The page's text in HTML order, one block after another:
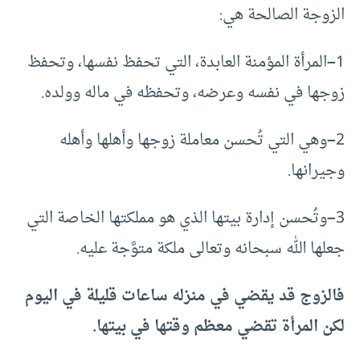
الزوجة الصالحة هي:
1
–المرأة المؤمنة العابدة، التي تحفظ نفسها، وتحفظ
زوجها في نفسه وعرضه، وتحفظه في ماله وولده.
2
–وهي التي تُحسن معاملة زوجها وأهلها وأهله
وجيرانها.
3
–وتُحسن إدارة بيتها الذي هو مملكتها الخاصة التي
جعلها الله سبحانه وتعالى ملكة متوَّجة عليه.
فالزوج قد يقضي في منزله ساعات قليلة في اليوم
لكن المرأة تقضي معظم وقتها في بيتها.